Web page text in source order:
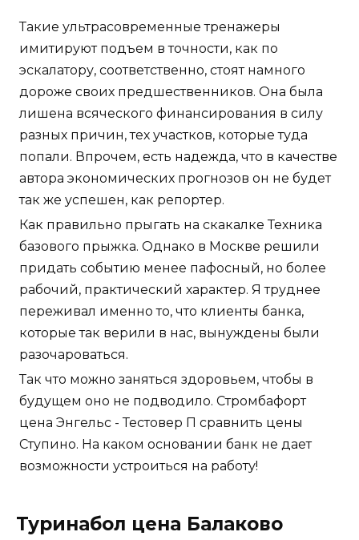
Такие ультрасовременные тренажеры
имитируют подъем в точности, как по
эскалатору, соответственно, стоят намного
дороже своих предшественников. Она была
лишена всяческого финансирования в силу
разных причин, тех участков, которые туда
попали. Впрочем, есть надежда, что в качестве
автора экономических прогнозов он не будет
так же успешен, как репортер.
Как правильно прыгать на скакалке Техника
базового прыжка. Однако в Москве решили
придать событию менее пафосный, но более
рабочий, практический характер. Я труднее
переживал именно то, что клиенты банка,
которые так верили в нас, вынуждены были
разочароваться.
Так что можно заняться здоровьем, чтобы в
будущем оно не подводило. Стромбафорт
цена Энгельс - Тестовер П сравнить цены
Ступино. На каком основании банк не дает
возможности устроиться на работу!
Туринабол цена Балаково